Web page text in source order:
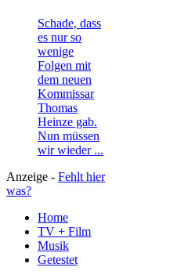
Schade, dass
es nur so
wenige
Folgen mit
dem neuen
Kommissar
Thomas
Heinze gab.
Nun müssen
wir wieder ...
Anzeige - Fehlt hier
was?
Home
TV + Film
Musik
Getestet